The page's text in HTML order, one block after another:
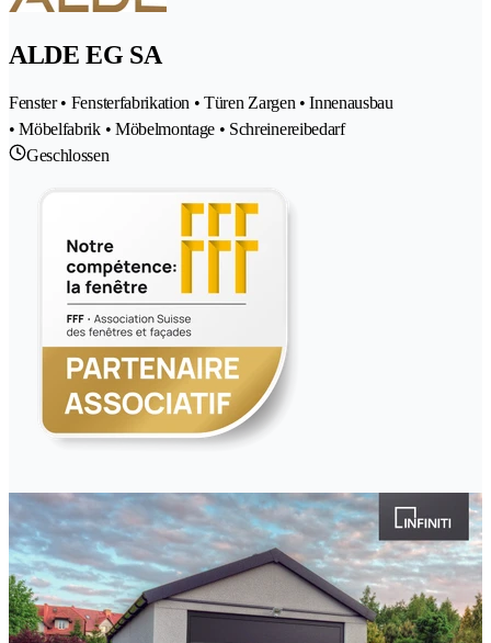
ALDE EG SA
Fenster • Fensterfabrikation • Türen Zargen • Innenausbau
• Möbelfabrik • Möbelmontage • Schreinereibedarf
Geschlossen